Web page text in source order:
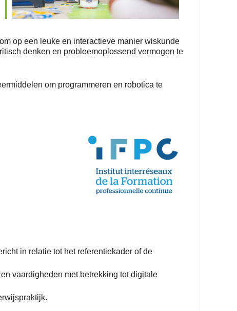
op een leuke en interactieve manier wiskunde
denken en probleemoplossend vermogen te
om programmeren en robotica te
in relatie tot het referentiekader of de
vaardigheden met betrekking tot digitale